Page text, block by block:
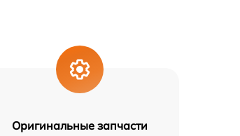
Оригинальные запчасти